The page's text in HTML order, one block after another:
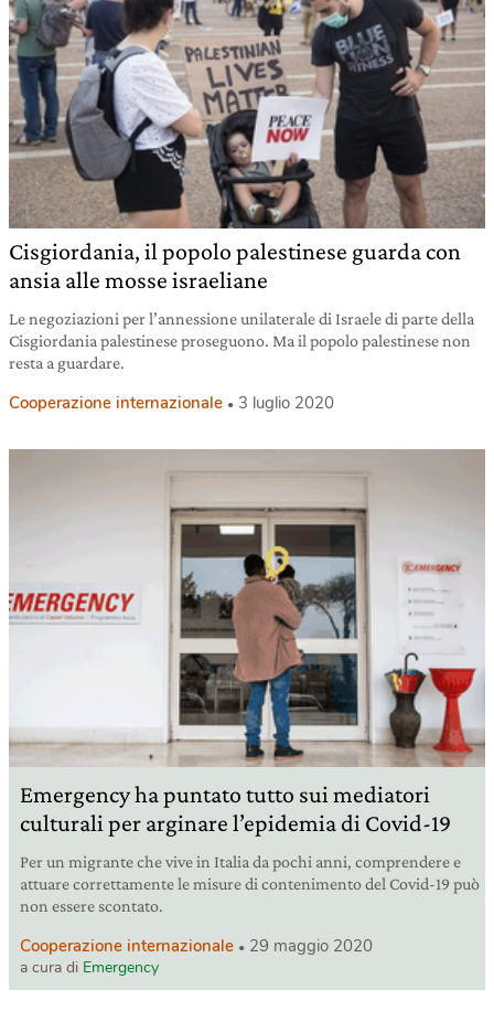
Cisgiordania, il popolo palestinese guarda con
ansia alle mosse israeliane
Le negoziazioni per l’annessione unilaterale di Israele di parte della
Cisgiordania palestinese proseguono. Ma il popolo palestinese non
resta a guardare.
Cooperazione internazionale 3 luglio 2020
Emergency ha puntato tutto sui mediatori
culturali per arginare l’epidemia di Covid-19
Per un migrante che vive in Italia da pochi anni, comprendere e
attuare correttamente le misure di contenimento del Covid-19 può
non essere scontato.
Cooperazione internazionale 29 maggio 2020
a cura di Emergency